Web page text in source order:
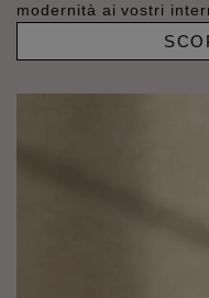
modernità ai vostri